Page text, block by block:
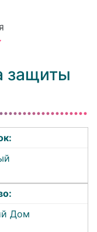
защиты
Дом